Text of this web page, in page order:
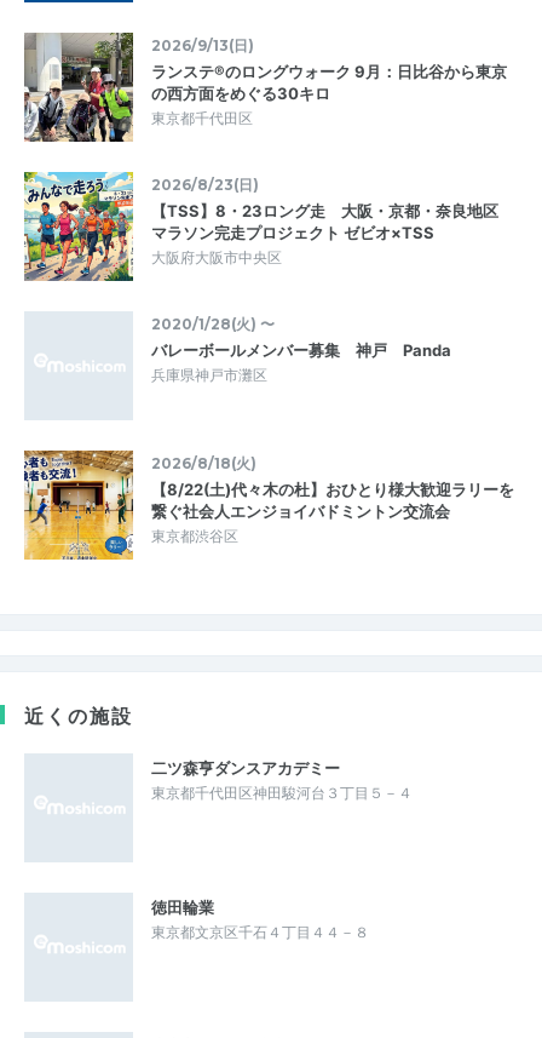
2026/9/13(日)
ランステ®のロングウォーク 9月：日比谷から東京
の西方面をめぐる30キロ
東京都千代田区
2026/8/23(日)
【TSS】8・23ロング走 大阪・京都・奈良地区
マラソン完走プロジェクト ゼビオ×TSS
大阪府大阪市中央区
2020/1/28(火) 〜
バレーボールメンバー募集 神戸 Panda
兵庫県神戸市灘区
2026/8/18(火)
【8/22(土)代々木の杜】おひとり様大歓迎ラリーを
繋ぐ社会人エンジョイバドミントン交流会
東京都渋谷区
近くの施設
二ツ森亨ダンスアカデミー
東京都千代田区神田駿河台３丁目５－４
徳田輪業
東京都文京区千石４丁目４４－８